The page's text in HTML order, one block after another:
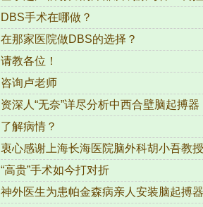
DBS手术在哪做？
在那家医院做DBS的选择？
请教各位！
咨询卢老师
资深人“无奈”详尽分析中西合壁脑起搏器
了解病情？
衷心感谢上海长海医院脑外科胡小吾教
“高贵”手术如今打对折
神外医生为患帕金森病亲人安装脑起搏